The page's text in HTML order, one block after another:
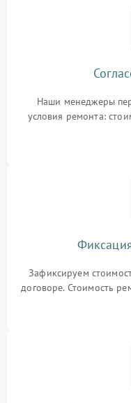
Наши менеджеры
условия ремонта:
Зафиксируем
договоре. Стоимость